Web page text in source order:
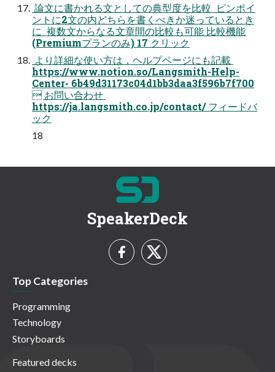
 論文に書かれる文としての典型度を比較  ピンポイ
ントに2文の内どちらを書くべきか迷っているとき
に  複数文からなる文章間の比較も可能 比較機能
(Premiumプランのみ) 17 クリック
 より詳細な使い方は，ヘルプページにも記載 
https://www.notion.so/Langsmith-Help-
Center- 6b49d31173c04d1bb3daa3f596b7f700
 お問い合わせ 
https://ja.langsmith.co.jp/contact/ フィードバ
ック
18
SpeakerDeck
Top Categories
Programming
Technology
Storyboards
Featured decks